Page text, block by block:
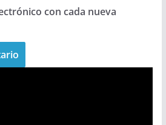
con cada nueva